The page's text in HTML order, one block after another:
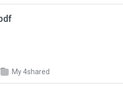
My 4shared